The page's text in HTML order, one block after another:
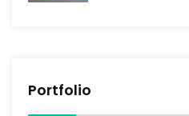
Portfolio